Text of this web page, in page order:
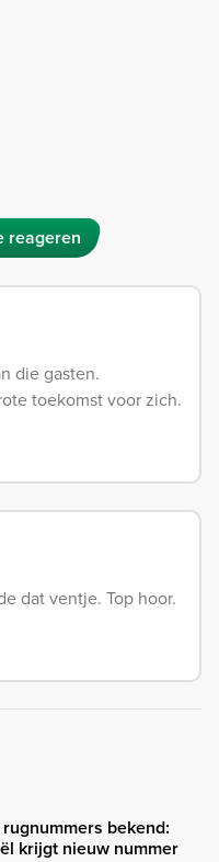
reageren
die gasten.
toekomst voor zich.
dat ventje. Top hoor.
bekend:
krijgt nieuw nummer